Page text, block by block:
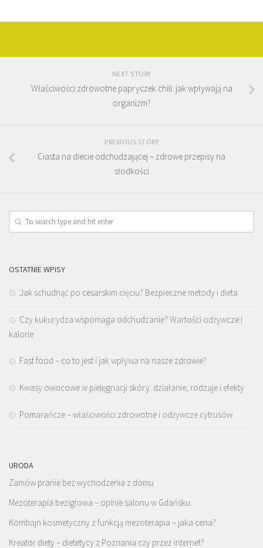
NEXT STORY
Właściwości zdrowotne papryczek chili: jak wpływają na
organizm?
PREVIOUS STORY
Ciasta na diecie odchudzającej – zdrowe przepisy na
słodkości
OSTATNIE WPISY
Jak schudnąć po cesarskim cięciu? Bezpieczne metody i dieta
Czy kukurydza wspomaga odchudzanie? Wartości odżywcze i
kalorie
Fast food – co to jest i jak wpływa na nasze zdrowie?
Kwasy owocowe w pielęgnacji skóry: działanie, rodzaje i efekty
Pomarańcze – właściwości zdrowotne i odżywcze cytrusów
URODA
Zamów pranie bez wychodzenia z domu
Mezoterapia bezigłowa – opinie salonu w Gdańsku.
Kombajn kosmetyczny z funkcją mezoterapia – jaka cena?
Kreator diety – dietetycy z Poznania czy przez internet?